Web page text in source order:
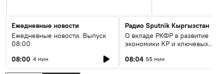
Ежедневные новости
Ежедневные новости. Выпуск
08:00
08:00 4 мин
Радио Sputnik Кыргызстан
О вкладе РКФР в развитие
экономики КР и ключевых
08:04 55 мин